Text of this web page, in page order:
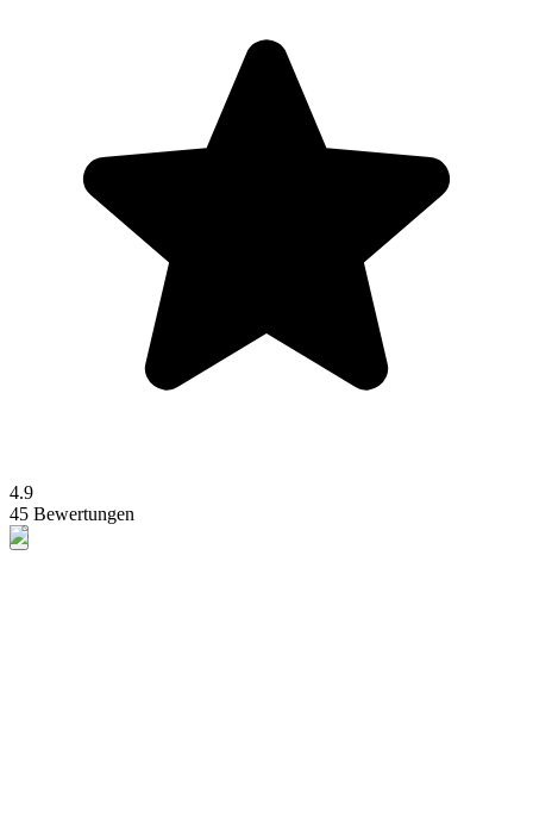
4.9
45 Bewertungen